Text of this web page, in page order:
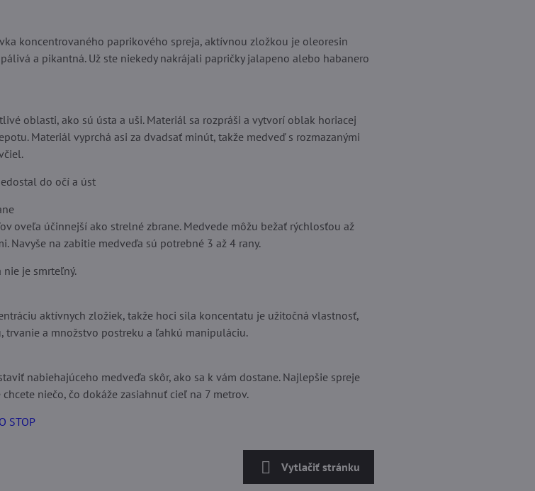
koncentrovaného paprikového spreja, aktívnou zložkou je oleoresin
a pikantná. Už ste niekedy nakrájali papričky jalapeno alebo habanero
oblasti, ako sú ústa a uši. Materiál sa rozpráši a vytvorí oblak horiacej
Materiál vyprchá asi za dvadsať minút, takže medveď s rozmazanými
do očí a úst
oveľa účinnejší ako strelné zbrane. Medvede môžu bežať rýchlosťou až
Navyše na zabitie medveďa sú potrebné 3 až 4 rany.
nie je smrteľný.
aktívnych zložiek, takže hoci sila koncentatu je užitočná vlastnosť,
a množstvo postreku a ľahkú manipuláciu.
nabiehajúceho medveďa skôr, ako sa k vám dostane. Najlepšie spreje
niečo, čo dokáže zasiahnuť cieľ na 7 metrov.
STOP
Vytlačiť stránku